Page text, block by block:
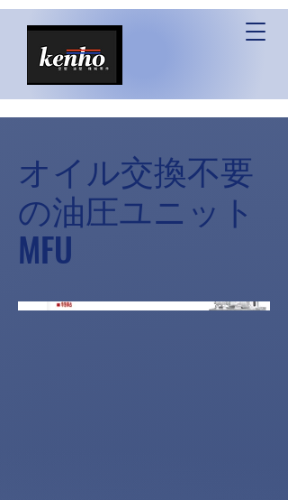
オイル交換不要
の油圧ユニット
MFU